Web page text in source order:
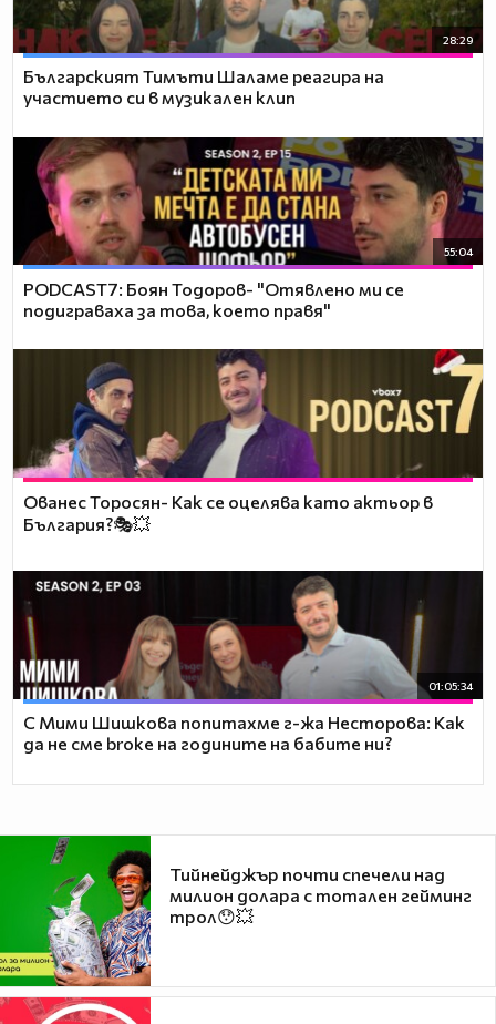
28:29
Българският Тимъти Шаламе реагира на
участието си в музикален клип
55:04
PODCAST7: ‪Боян Тодоров- "Отявлено ми се
подиграваха за това, което правя"
Ованес Торосян- Как се оцелява като актьор в
България?🎭💥
01:05:34
С Мими Шишкова попитахме г-жа Несторова: Как
да не сме broke на годините на бабите ни?
Тийнейджър почти спечели над
милион долара с тотален гейминг
трол😯💥